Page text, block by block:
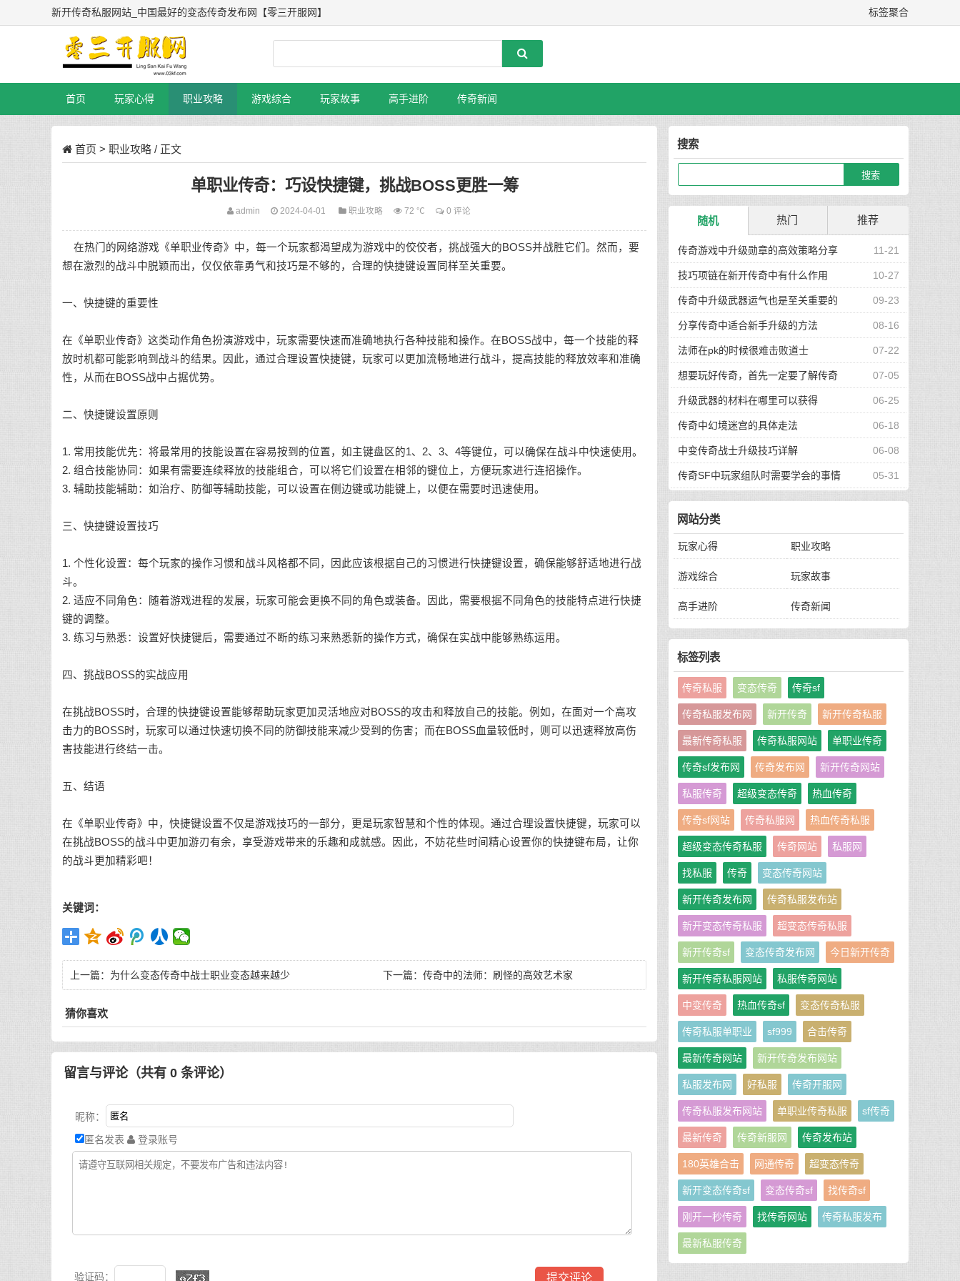
新开传奇私服网站_中国最好的变态传奇发布网【零三开服网】 标签聚合
首页 玩家心得 职业攻略 游戏综合 玩家故事 高手进阶 传奇新闻
首页 > 职业攻略 / 正文
单职业传奇：巧设快捷键，挑战BOSS更胜一筹
admin 2024-04-01 职业攻略 72 ℃ 0 评论
在热门的网络游戏《单职业传奇》中，每一个玩家都渴望成为游戏中的佼佼者，挑战强大的BOSS并战胜它们。然而，要
想在激烈的战斗中脱颖而出，仅仅依靠勇气和技巧是不够的，合理的快捷键设置同样至关重要。
一、快捷键的重要性
在《单职业传奇》这类动作角色扮演游戏中，玩家需要快速而准确地执行各种技能和操作。在BOSS战中，每一个技能的释
放时机都可能影响到战斗的结果。因此，通过合理设置快捷键，玩家可以更加流畅地进行战斗，提高技能的释放效率和准确
性，从而在BOSS战中占据优势。
二、快捷键设置原则
1. 常用技能优先：将最常用的技能设置在容易按到的位置，如主键盘区的1、2、3、4等键位，可以确保在战斗中快速使用。
2. 组合技能协同：如果有需要连续释放的技能组合，可以将它们设置在相邻的键位上，方便玩家进行连招操作。
3. 辅助技能辅助：如治疗、防御等辅助技能，可以设置在侧边键或功能键上，以便在需要时迅速使用。
三、快捷键设置技巧
1. 个性化设置：每个玩家的操作习惯和战斗风格都不同，因此应该根据自己的习惯进行快捷键设置，确保能够舒适地进行战
斗。
2. 适应不同角色：随着游戏进程的发展，玩家可能会更换不同的角色或装备。因此，需要根据不同角色的技能特点进行快捷
键的调整。
3. 练习与熟悉：设置好快捷键后，需要通过不断的练习来熟悉新的操作方式，确保在实战中能够熟练运用。
四、挑战BOSS的实战应用
在挑战BOSS时，合理的快捷键设置能够帮助玩家更加灵活地应对BOSS的攻击和释放自己的技能。例如，在面对一个高攻
击力的BOSS时，玩家可以通过快速切换不同的防御技能来减少受到的伤害；而在BOSS血量较低时，则可以迅速释放高伤
害技能进行终结一击。
五、结语
在《单职业传奇》中，快捷键设置不仅是游戏技巧的一部分，更是玩家智慧和个性的体现。通过合理设置快捷键，玩家可以
在挑战BOSS的战斗中更加游刃有余，享受游戏带来的乐趣和成就感。因此，不妨花些时间精心设置你的快捷键布局，让你
的战斗更加精彩吧！
关键词：
上一篇： 为什么变态传奇中战士职业变态越来越少 下一篇：传奇中的法师：刷怪的高效艺术家
猜你喜欢
留言与评论（共有 0 条评论）
昵称：
匿名发表 登录账号
验证码：
搜索
随机 热门 推荐
11-21
传奇游戏中升级勋章的高效策略分享
10-27
技巧项链在新开传奇中有什么作用
09-23
传奇中升级武器运气也是至关重要的
08-16
分享传奇中适合新手升级的方法
07-22
法师在pk的时候很难击败道士
07-05
想要玩好传奇，首先一定要了解传奇
06-25
升级武器的材料在哪里可以获得
06-18
传奇中幻境迷宫的具体走法
06-08
中变传奇战士升级技巧详解
05-31
传奇SF中玩家组队时需要学会的事情
网站分类
玩家心得 职业攻略
游戏综合 玩家故事
高手进阶 传奇新闻
标签列表
传奇私服 变态传奇 传奇sf
传奇私服发布网 新开传奇 新开传奇私服
最新传奇私服 传奇私服网站 单职业传奇
传奇sf发布网 传奇发布网 新开传奇网站
私服传奇 超级变态传奇 热血传奇
传奇sf网站 传奇私服网 热血传奇私服
超级变态传奇私服 传奇网站 私服网
找私服 传奇 变态传奇网站
新开传奇发布网 传奇私服发布站
新开变态传奇私服 超变态传奇私服
新开传奇sf 变态传奇发布网 今日新开传奇
新开传奇私服网站 私服传奇网站
中变传奇 热血传奇sf 变态传奇私服
传奇私服单职业 sf999 合击传奇
最新传奇网站 新开传奇发布网站
私服发布网 好私服 传奇开服网
传奇私服发布网站 单职业传奇私服 sf传奇
最新传奇 传奇新服网 传奇发布站
180英雄合击 网通传奇 超变态传奇
新开变态传奇sf 变态传奇sf 找传奇sf
刚开一秒传奇 找传奇网站 传奇私服发布
最新私服传奇